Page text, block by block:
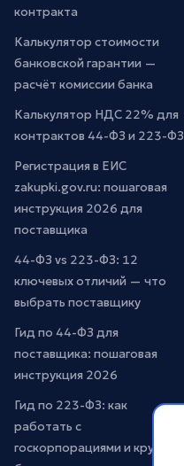
контракта
Калькулятор стоимости
банковской гарантии —
расчёт комиссии банка
Калькулятор НДС 22% для
контрактов 44-ФЗ и 223-ФЗ
Регистрация в ЕИС
zakupki.gov.ru: пошаговая
инструкция 2026 для
поставщика
44-ФЗ vs 223-ФЗ: 12
ключевых отличий — что
выбрать поставщику
Гид по 44-ФЗ для
поставщика: пошаговая
инструкция 2026
Гид по 223-ФЗ: как
работать с
госкорпорациями и крупным